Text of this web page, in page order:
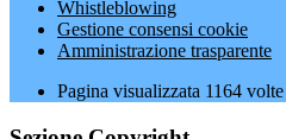
Whistleblowing
Gestione consensi cookie
Amministrazione trasparente
Pagina visualizzata 1164 volte